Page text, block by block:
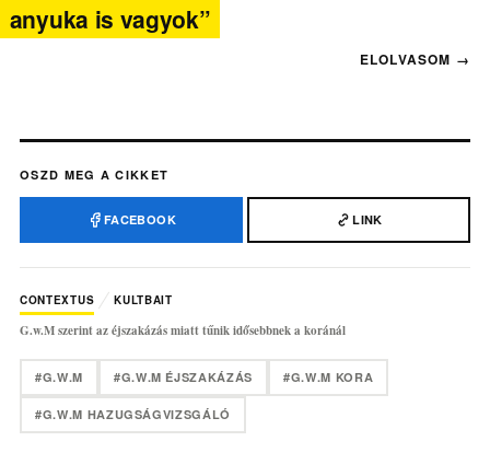
anyuka is vagyok”
OSZD MEG A CIKKET
FACEBOOK LINK
CONTEXTUS KULTBAIT
G.w.M szerint az éjszakázás miatt tűnik idősebbnek a koránál
#G.W.M #G.W.M ÉJSZAKÁZÁS #G.W.M KORA
#G.W.M HAZUGSÁGVIZSGÁLÓ